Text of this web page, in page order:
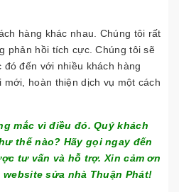
hàng khác nhau. Chúng tôi rất
phản hồi tích cực. Chúng tôi sẽ
đến với nhiều khách hàng
mới, hoàn thiện dịch vụ một cách
mắc vì điều đó. Quý khách
thế nào? Hãy gọi ngay đến
tư vấn và hỗ trợ. Xin cảm ơn
sửa nhà Thuận Phát!